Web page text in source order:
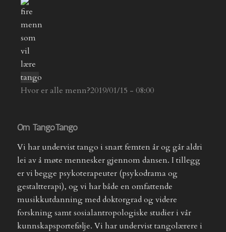
Hvor er alle menn?2019/01/15 - 08:00
Om TangoTango
Vi har undervist tango i snart femten år og går aldri
lei av å møte mennesker gjennom dansen. I tillegg
er vi begge psykoterapeuter (psykodrama og
gestaltterapi), og vi har både en omfattende
musikkutdanning med doktorgrad og videre
forskning samt sosialantropologiske studier i vår
kunnskapsportefølje. Vi har undervist tangolærere i